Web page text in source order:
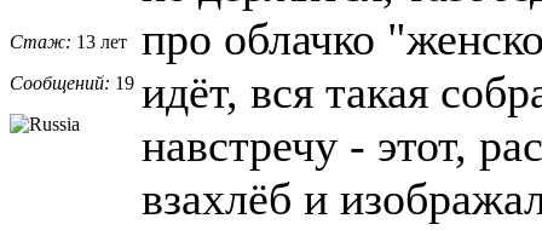
Стаж: 13 лет
Сообщений: 19
про облачко
идёт, вся такая
навстречу - этот,
взахлёб и